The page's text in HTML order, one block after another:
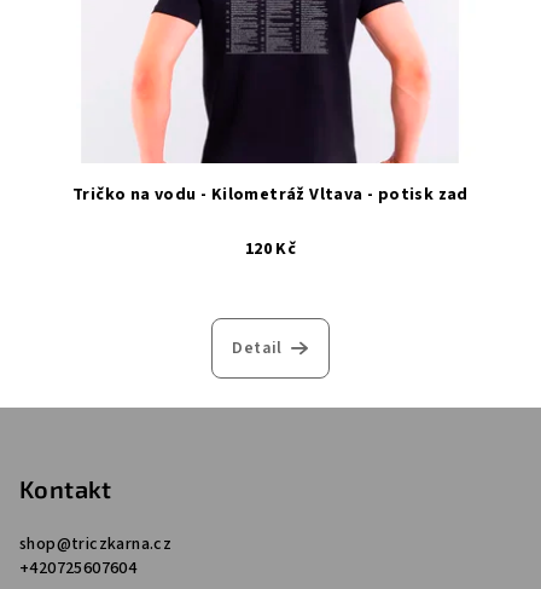
Tričko na vodu - Kilometráž Vltava - potisk zad
120 Kč
Detail
Kontakt
shop@triczkarna.cz
+420725607604